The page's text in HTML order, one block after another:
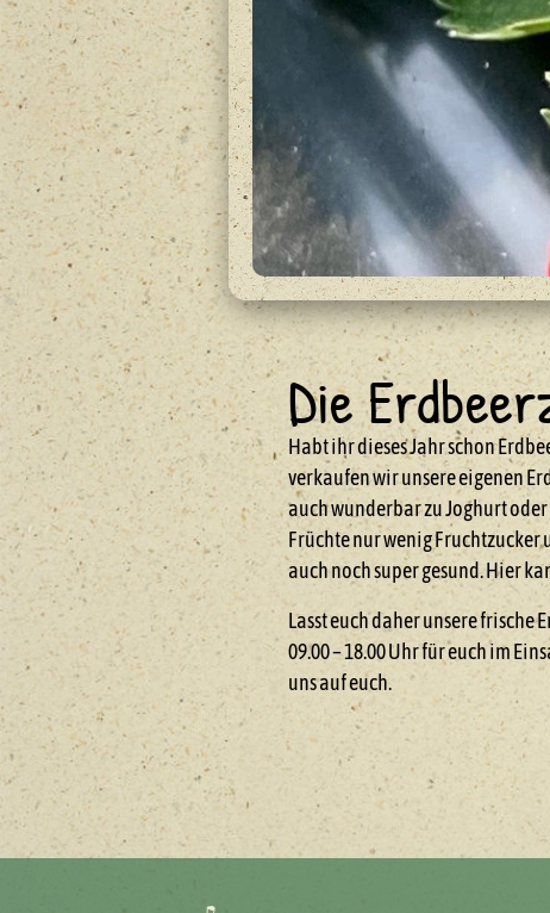
Die
Habt ihr dieses Jahr schon
verkaufen wir unsere eigenen
auch wunderbar zu Joghurt
Früchte nur wenig Fruchtzucker
auch noch super gesund. Hier
Lasst euch daher unsere
09.00 – 18.00 Uhr für euch im
uns auf euch.